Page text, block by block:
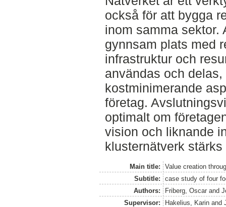
också för att bygga
inom samma sektor.
gynnsam plats med
infrastruktur och
användas och
kostminimerande
företag.
optimalt om
vision och liknande
klusternätverk
Main title:
Value creation
Subtitle:
case study of four
Authors:
Friberg, Oscar and
Supervisor:
Hakelius, Karin and